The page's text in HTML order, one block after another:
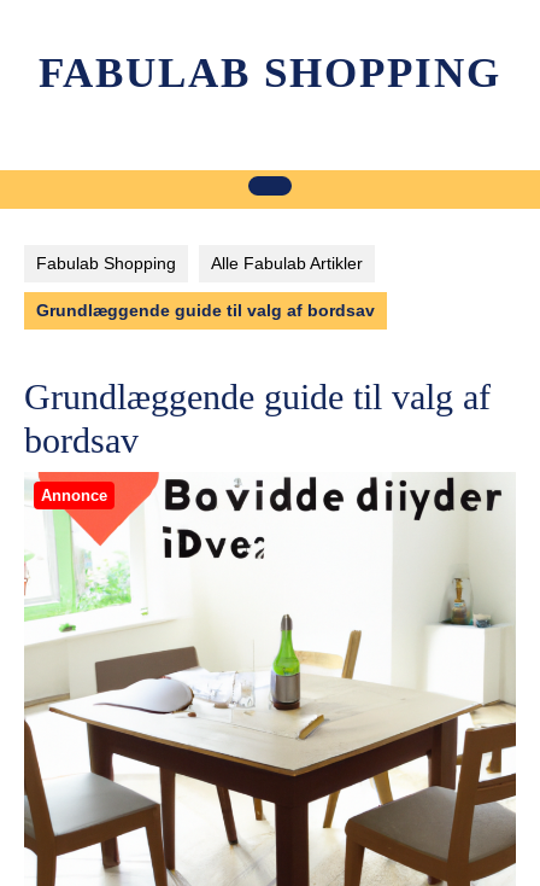
contentFABULAB SHOPPING
Fabulab Shopping Alle Fabulab Artikler
Grundlæggende guide til valg af bordsav
Grundlæggende guide til valg af
bordsav
Annonce